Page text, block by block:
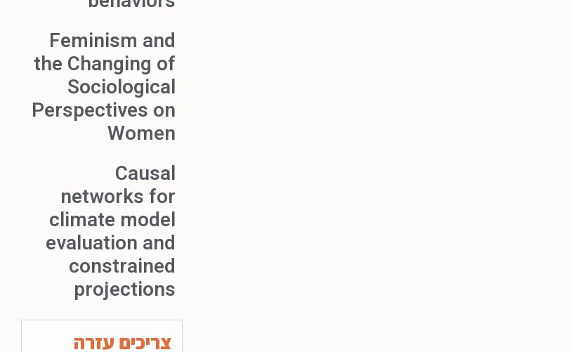
Feminism and
the Changing of
Sociological
Perspectives on
Women
Causal
networks for
climate model
evaluation and
constrained
projections
צריכים עזרה